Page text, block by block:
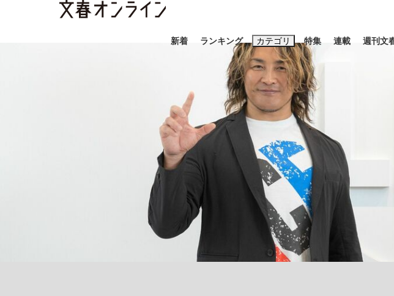
新着 ランキング カテゴリ
ニュース
「90%は失敗する。でも…」本田圭佑が初めて明かした日本代表監督に...
特集
終戦から81年
連載 週刊文
おすすめのキーワードタグ一覧
#藤田晋 #三山凌輝 #高市早苗
#玉木雄一郎
#亀和田武